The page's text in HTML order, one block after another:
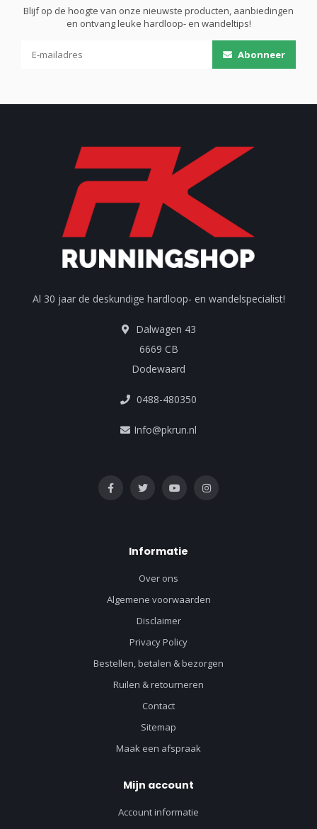
Blijf op de hoogte van onze nieuwste producten, aanbiedingen
en ontvang leuke hardloop- en wandeltips!
Abonneer
Al 30 jaar de deskundige hardloop- en wandelspecialist!
Dalwagen 43
6669 CB
Dodewaard
0488-480350
Info@pkrun.nl
Informatie
Over ons
Algemene voorwaarden
Disclaimer
Privacy Policy
Bestellen, betalen & bezorgen
Ruilen & retourneren
Contact
Sitemap
Maak een afspraak
Mijn account
Account informatie